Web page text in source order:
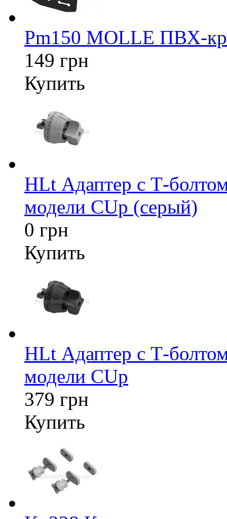
Pm150 MOLLE ПВХ-
149 грн
Купить
HLt Адаптер c Т-
модели CUp (серый)
0 грн
Купить
HLt Адаптер c Т-
модели CUp
379 грн
Купить